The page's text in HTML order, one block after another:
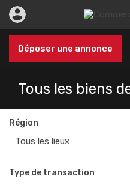
Déposer une annonce
Tous les biens
Région
Tous les lieux
Type de transaction